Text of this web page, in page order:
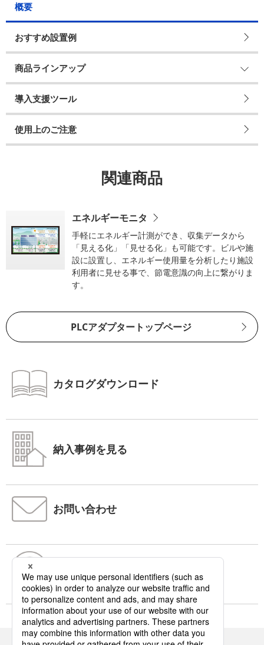
概要
おすすめ設置例
商品ラインアップ
導入支援ツール
使用上のご注意
関連商品
エネルギーモニタ
手軽にエネルギー計測ができ、収集データから
「見える化」「見せる化」も可能です。ビルや施
設に設置し、エネルギー使用量を分析したり施設
利用者に見せる事で、節電意識の向上に繋がりま
す。
PLCアダプタートップページ
カタログダウンロード
納入事例を見る
お問い合わせ